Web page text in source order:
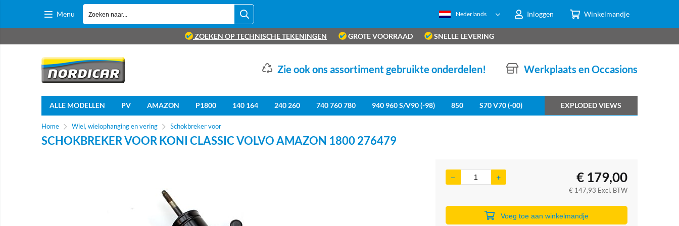
Menu Inloggen Winkelmandje
Nederlands
ZOEKEN OP TECHNISCHE TEKENINGEN GROTE VOORRAAD SNELLE LEVERING
Werkplaats en Occasions
Zie ook ons assortiment gebruikte onderdelen!
ALLE MODELLEN PV AMAZON P1800 140 164 240 260 740 760 780 940 960 S/V90 (-98) 850 S70 V70 (-00) EXPLODED VIEWS
Home Wiel, wielophanging en vering Schokbreker voor
SCHOKBREKER VOOR KONI CLASSIC VOLVO AMAZON 1800 276479
€ 179,00
€ 147,93 Excl. BTW
Voeg toe aan winkelmandje